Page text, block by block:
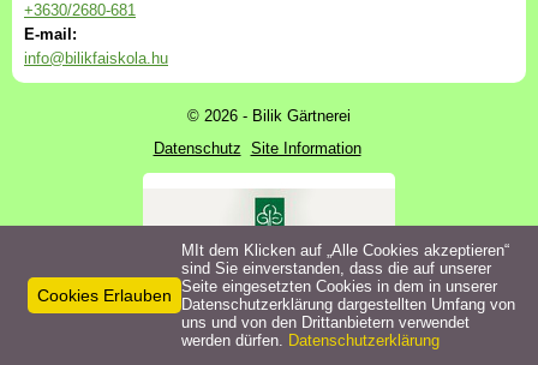
+3630/2680-681
E-mail:
info@bilikfaiskola.hu
© 2026 - Bilik Gärtnerei
Datenschutz Site Information
Cookies Erlauben
MIt dem Klicken auf „Alle Cookies akzeptieren“
sind Sie einverstanden, dass die auf unserer
Seite eingesetzten Cookies in dem in unserer
Datenschutzerklärung dargestellten Umfang von
uns und von den Drittanbietern verwendet
werden dürfen. Datenschutzerklärung